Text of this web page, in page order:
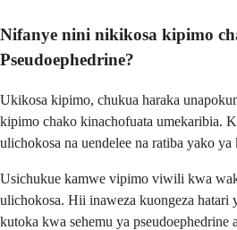
Nifanye nini nikikosa kipimo
Pseudoephedrine?
Ukikosa kipimo, chukua haraka
kipimo chako kinachofuata umekaribia.
ulichokosa na uendelee na ratiba yako
Usichukue kamwe vipimo viwili kwa
ulichokosa. Hii inaweza kuongeza hatari
kutoka kwa sehemu ya pseudoephedrine